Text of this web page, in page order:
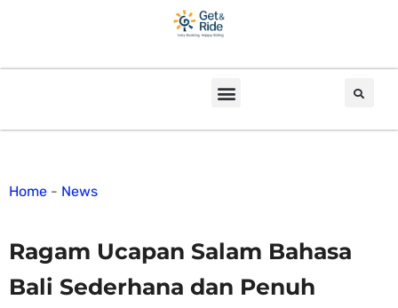
Home - News
Ragam Ucapan Salam Bahasa
Bali Sederhana dan Penuh